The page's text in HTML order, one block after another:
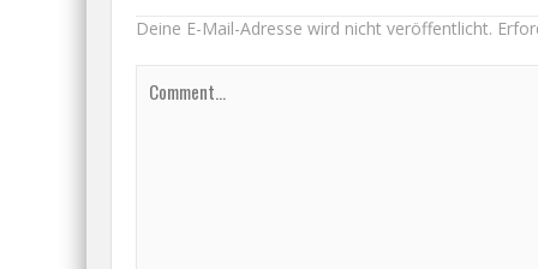
Deine E-Mail-Adresse wird nicht veröffentlicht.